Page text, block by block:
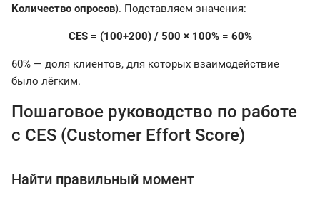
Количество опросов). Подставляем значения:
CES = (100+200) / 500 × 100% = 60%
60% — доля клиентов, для которых взаимодействие
было лёгким.
Пошаговое руководство по работе
с CES (Customer Effort Score)
Найти правильный момент